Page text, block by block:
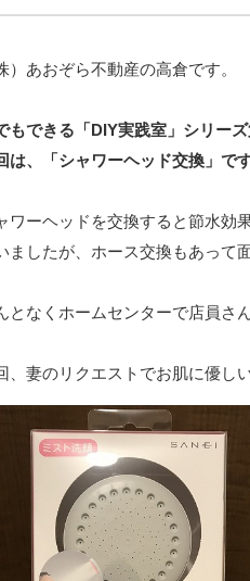
）あおぞら不動産の高倉です。
もできる「DIY実践室」シリーズ
は、「シャワーヘッド交換」です
ワーヘッドを交換すると節水効
ましたが、ホース交換もあって
となくホームセンターで店員さ
、妻のリクエストでお肌に優し